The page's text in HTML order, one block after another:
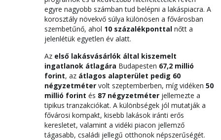
egyre nagyobb számban tud belépni a lakáspiacra. A
korosztály növekvő súlya különösen a fővárosban
szembetűnő, ahol 10 százalékponttal nőtt a
jelenlétük egyetlen év alatt.
Az első lakásvásárlók által kiszemelt
ingatlanok átlagára Budapesten 67,2 millió
forint, az átlagos alapterület pedig 60
négyzetméter volt szeptemberben, míg vidéken 50
millió forint és 87 négyzetméter jellemezte a
tipikus tranzakciókat. A különbségek jól mutatják a
fővárosi kompakt, kisebb lakások iránti erős
keresletet, valamint a vidéki piacon jellemző
tágasabb, családi jellegű otthonok népszerűségét.